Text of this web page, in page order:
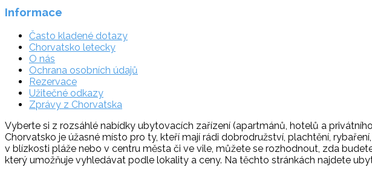
Informace
Často kladené dotazy
Chorvatsko letecky
O nás
Ochrana osobních údajů
Rezervace
Užitečné odkazy
Zprávy z Chorvatska
Vyberte si z rozsáhlé nabídky ubytovacích zařízení (apartmánů, hotelů a
Chorvatsko je úžasné místo pro ty, kteří mají rádi dobrodružství, plachtění,
v blízkosti pláže nebo v centru města či ve vile, můžete se rozhodnout, zda
který umožňuje vyhledávat podle lokality a ceny. Na těchto stránkách najdete